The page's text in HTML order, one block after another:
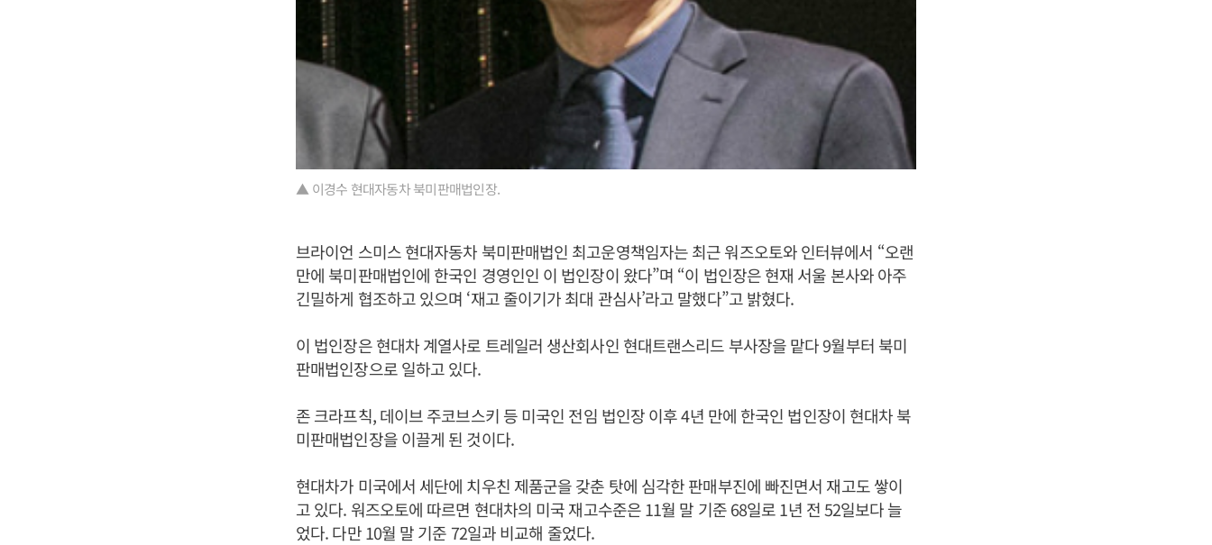
▲ 이경수 현대자동차 북미판매법인장.
브라이언 스미스 현대자동차 북미판매법인 최고운영책임자는 최근 워즈오토와 인터뷰에서 “오랜
만에 북미판매법인에 한국인 경영인인 이 법인장이 왔다”며 “이 법인장은 현재 서울 본사와 아주
긴밀하게 협조하고 있으며 ‘재고 줄이기가 최대 관심사’라고 말했다”고 밝혔다.
이 법인장은 현대차 계열사로 트레일러 생산회사인 현대트랜스리드 부사장을 맡다 9월부터 북미
판매법인장으로 일하고 있다.
존 크라프칙, 데이브 주코브스키 등 미국인 전임 법인장 이후 4년 만에 한국인 법인장이 현대차 북
미판매법인장을 이끌게 된 것이다.
현대차가 미국에서 세단에 치우친 제품군을 갖춘 탓에 심각한 판매부진에 빠진면서 재고도 쌓이
고 있다. 워즈오토에 따르면 현대차의 미국 재고수준은 11월 말 기준 68일로 1년 전 52일보다 늘
었다. 다만 10월 말 기준 72일과 비교해 줄었다.